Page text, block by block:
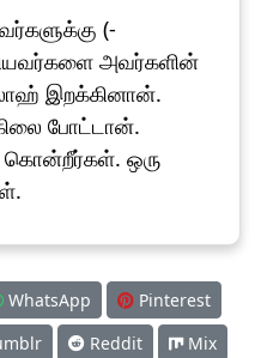
(-
அவர்களின்
இறக்கினான்.
போட்டான்.
கொன்றீர்கள். ஒரு
WhatsApp
Pinterest
Reddit
Mix